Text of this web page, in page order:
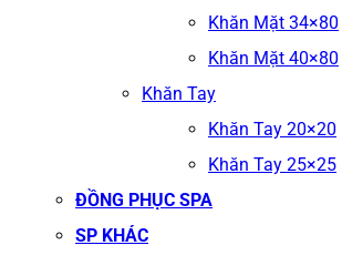
Khăn Mặt 34×80
Khăn Mặt 40×80
Khăn Tay
Khăn Tay 20×20
Khăn Tay 25×25
ĐỒNG PHỤC SPA
SP KHÁC